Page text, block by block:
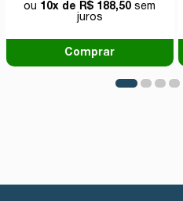
ou 10x de R$ 188,50 sem
juros
Comprar